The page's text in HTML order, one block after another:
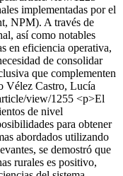
implementadas por el
NPM). A través de
así como notables
en eficiencia operativa,
de consolidar
que complementen
Vélez Castro, Lucía
view/1255 <p>El
de nivel
para obtener
abordados utilizando
se demostró que
rurales es positivo,